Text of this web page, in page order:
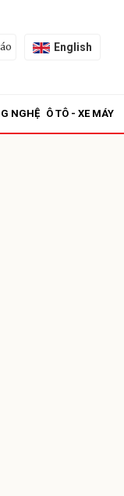
English
NGHỆ Ô TÔ - XE MÁY